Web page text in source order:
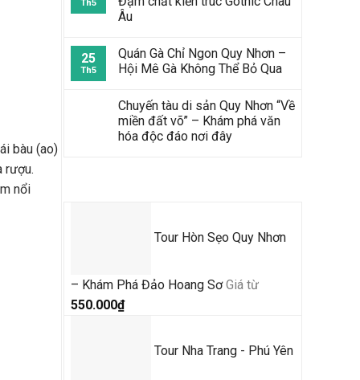
bàu (ao)
rượu.
nổi
Th5
Âu
25
Th5
Quán Gà Chỉ Ngon Quy Nhơn –
Hội Mê Gà Không Thể Bỏ Qua
Chuyến tàu di sản Quy Nhơn “Về
miền đất võ” – Khám phá văn
hóa độc đáo nơi đây
Tour Hòn Sẹo Quy Nhơn
– Khám Phá Đảo Hoang Sơ Giá từ
550.000₫
Tour Nha Trang - Phú Yên